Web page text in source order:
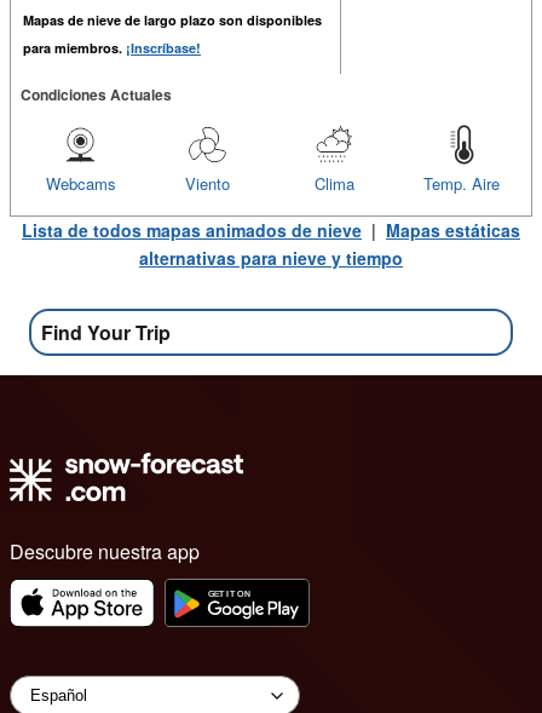
Mapas de nieve de largo plazo son disponibles
para miembros. ¡Inscríbase!
Condiciones Actuales
Temp. Aire
Clima
Viento
Webcams
Lista de todos mapas animados de nieve | Mapas estáticas
alternativas para nieve y tiempo
Find Your Trip
Descubre nuestra app